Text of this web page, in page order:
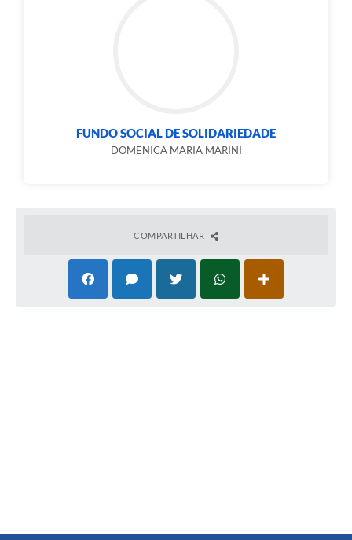
FUNDO SOCIAL DE SOLIDARIEDADE
DOMENICA MARIA MARINI
COMPARTILHAR